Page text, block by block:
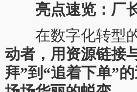
亮点速览：厂
在数字化转型的
动者，用资源链接
拜”到“追着下单”